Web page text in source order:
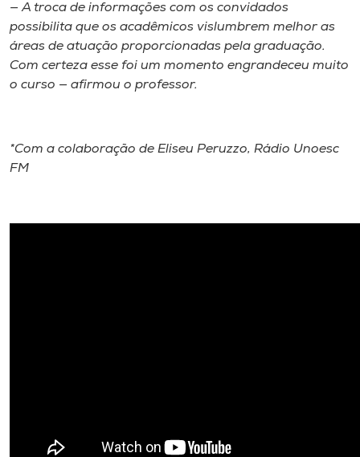
— A troca de informações com os convidados
possibilita que os acadêmicos vislumbrem melhor as
áreas de atuação proporcionadas pela graduação.
Com certeza esse foi um momento engrandeceu muito
o curso — afirmou o professor.
*Com a colaboração de Eliseu Peruzzo, Rádio Unoesc
FM